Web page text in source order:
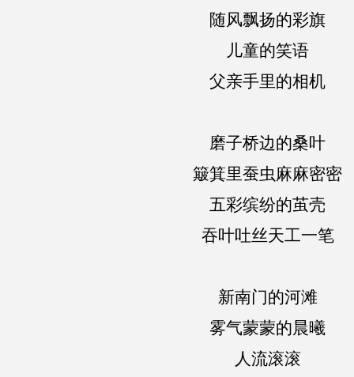
随风飘扬的彩旗
儿童的笑语
父亲手里的相机
磨子桥边的桑叶
簸箕里蚕虫麻麻密密
五彩缤纷的茧壳
吞叶吐丝天工一笔
新南门的河滩
雾气蒙蒙的晨曦
人流滚滚